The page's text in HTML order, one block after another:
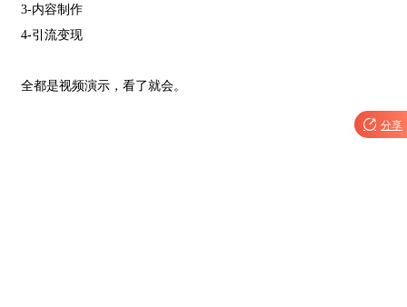
3-内容制作
4-引流变现
全都是视频演示，看了就会。
 分享